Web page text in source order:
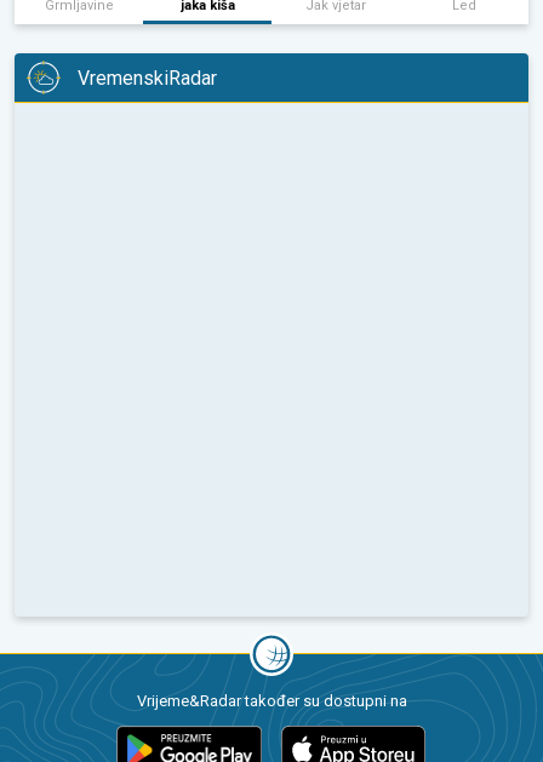
Grmljavine jaka kiša Jak vjetar Led
VremenskiRadar
Vrijeme&Radar također su dostupni na